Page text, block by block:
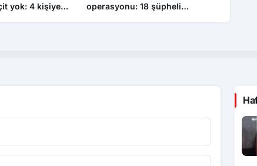
yok: 4 kişiye
operasyonu: 18 şüpheli